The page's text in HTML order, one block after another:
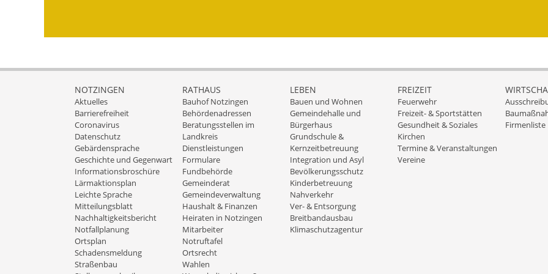
NOTZINGEN
Aktuelles
Barrierefreiheit
Coronavirus
Datenschutz
Gebärdensprache
Geschichte und Gegenwart
Informationsbroschüre
Lärmaktionsplan
Leichte Sprache
Mitteilungsblatt
Nachhaltigkeitsbericht
Notfallplanung
Ortsplan
Schadensmeldung
Straßenbau
RATHAUS
Bauhof Notzingen
Behördenadressen
Beratungsstellen im
Landkreis
Dienstleistungen
Formulare
Fundbehörde
Gemeinderat
Gemeindeverwaltung
Haushalt & Finanzen
Heiraten in Notzingen
Mitarbeiter
Notruftafel
Ortsrecht
Wahlen
LEBEN
Bauen und Wohnen
Gemeindehalle und
Bürgerhaus
Grundschule &
Kernzeitbetreuung
Integration und Asyl
Bevölkerungsschutz
Kinderbetreuung
Nahverkehr
Ver- & Entsorgung
Breitbandausbau
Klimaschutzagentur
FREIZEIT
Feuerwehr
Freizeit- & Sportstätten
Gesundheit & Soziales
Kirchen
Termine & Veranstaltungen
Vereine
Firmenliste